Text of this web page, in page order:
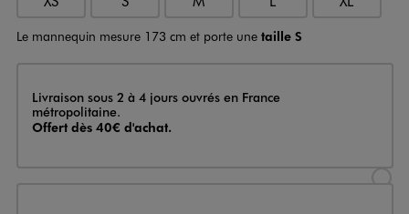
Le mannequin mesure 173 cm et porte une taille S
Livraison
Livraison sous 2 à 4 jours ouvrés en France
métropolitaine.
Offert dès 40€ d'achat.